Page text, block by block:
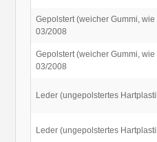
Gepolstert (weicher Gummi,
03/2008
Gepolstert (weicher Gummi,
03/2008
Leder (ungepolstertes
Leder (ungepolstertes